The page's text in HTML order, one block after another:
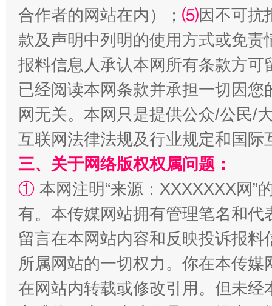
受贿1.44亿！段成刚被判无期 从幼
全民健身五年计划来了！等你上场
合作者的网站在内）； ⑸因不可抗
款及声明中列明的使用方式或免责
报料信息人承认本网所有条款方
已经阅读本网条款并承担一切因
网无关。本网只是提供公众/公民/
互联网法律法规及行业规定和国
三、关于网络版权权属问题：
① 本网注明“来源：XXXXXXX网”
有。本传媒网站拥有管理笔名和
留言在本网站内容和反映投诉报
所属网站的一切权力。你在本传
在网站内转载或修改引用。但未